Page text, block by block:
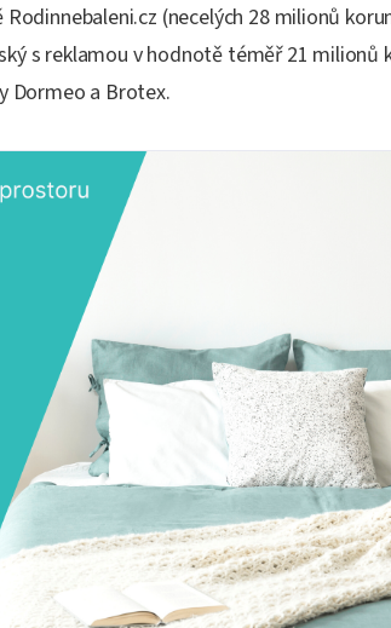
(necelých 28 milionů
s reklamou v hodnotě téměř 21 milionů
Dormeo a Brotex.